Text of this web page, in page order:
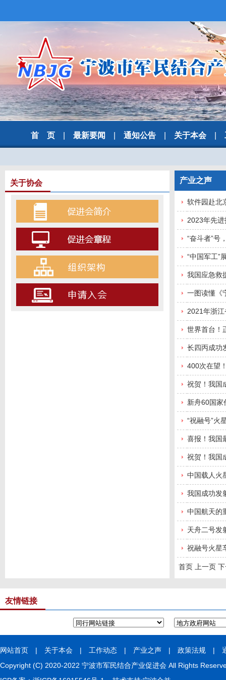
首 页| 最新要闻 通知公告| 关于本会|
关于协会 产业之声
软件园赴北
2023年先
“奋斗者”号
“中国军工”
我国应急救
一图读懂《
2021年浙
世界首台！
长四丙成功
400次在望
祝贺！我国
新舟60国家
“祝融号”火
喜报！我国
祝贺！我国
中国载人火
我国成功发
中国航天的
天舟二号发
祝融号火星
首页 上一页
友情链接
网站首页 | 关于本会 | 工作动态 | 产业之声 | 政策法规 |
Copyright (C) 2020-2022 宁波市军民结合产业促进会 All Rights